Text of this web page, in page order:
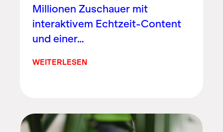
Millionen Zuschauer mit
interaktivem Echtzeit-Content
und einer…
WEITERLESEN